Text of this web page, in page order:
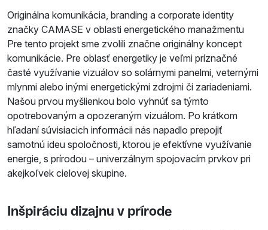
Originálna komunikácia, branding a corporate identity
značky CAMASE v oblasti energetického manažmentu
Pre tento projekt sme zvolili značne originálny koncept
komunikácie. Pre oblasť energetiky je veľmi príznačné
časté využívanie vizuálov so solárnymi panelmi, veternými
mlynmi alebo inými energetickými zdrojmi či zariadeniami.
Našou prvou myšlienkou bolo vyhnúť sa týmto
opotrebovaným a opozeraným vizuálom. Po krátkom
hľadaní súvisiacich informácii nás napadlo prepojiť
samotnú ideu spoločnosti, ktorou je efektívne využívanie
energie, s prírodou – univerzálnym spojovacím prvkov pri
akejkoľvek cielovej skupine.
Inšpiráciu dizajnu v prírode